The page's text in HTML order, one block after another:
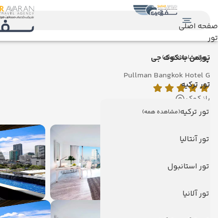
صفحه اصلی
تور
تور(مشاهده همه)
تور ترکیه
تور ترکیه(مشاهده همه)
تور آنتالیا
تور استانبول
تور آلانیا
پولمن بانکوک جی
Pullman Bangkok Hotel G
بانکوک
نمایش روی نقشه